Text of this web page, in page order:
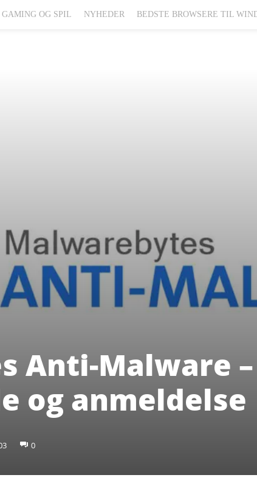
GAMING OG SPIL NYHEDER BEDSTE BROWSERE TIL
Anti-Malware –
og anmeldelse
0